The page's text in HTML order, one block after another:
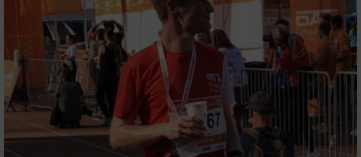
Erstellung von Profilen zur Personalisierung
von Inhalten
Verwendung von Profilen zur Auswahl
personalisierter Inhalte
Messung der Werbeleistung